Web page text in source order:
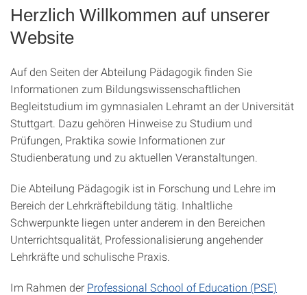
Herzlich Willkommen auf unserer
Website
Auf den Seiten der Abteilung Pädagogik finden Sie
Informationen zum Bildungswissenschaftlichen
Begleitstudium im gymnasialen Lehramt an der Universität
Stuttgart. Dazu gehören Hinweise zu Studium und
Prüfungen, Praktika sowie Informationen zur
Studienberatung und zu aktuellen Veranstaltungen.
Die Abteilung Pädagogik ist in Forschung und Lehre im
Bereich der Lehrkräftebildung tätig. Inhaltliche
Schwerpunkte liegen unter anderem in den Bereichen
Unterrichtsqualität, Professionalisierung angehender
Lehrkräfte und schulische Praxis.
Im Rahmen der Professional School of Education (PSE)